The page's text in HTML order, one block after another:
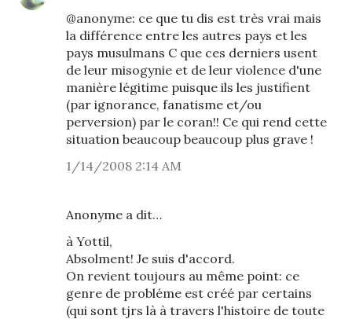
@anonyme: ce que tu dis est très vrai mais
la différence entre les autres pays et les
pays musulmans C que ces derniers usent
de leur misogynie et de leur violence d'une
manière légitime puisque ils les justifient
(par ignorance, fanatisme et/ou
perversion) par le coran!! Ce qui rend cette
situation beaucoup beaucoup plus grave !
1/14/2008 2:14 AM
Anonyme a dit…
à Yottil,
Absolment! Je suis d'accord.
On revient toujours au même point: ce
genre de probléme est créé par certains
(qui sont tjrs là à travers l'histoire de toute